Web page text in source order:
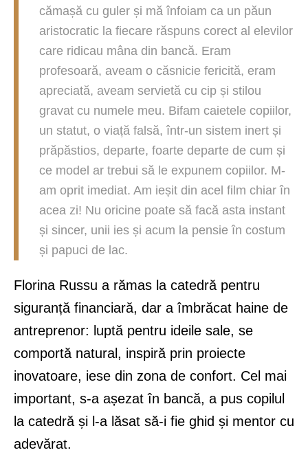
cămașă cu guler și mă înfoiam ca un păun
aristocratic la fiecare răspuns corect al elevilor
care ridicau mâna din bancă. Eram
profesoară, aveam o căsnicie fericită, eram
apreciată, aveam servietă cu cip și stilou
gravat cu numele meu. Bifam caietele copiilor,
un statut, o viață falsă, într-un sistem inert și
prăpăstios, departe, foarte departe de cum și
ce model ar trebui să le expunem copiilor. M-
am oprit imediat. Am ieșit din acel film chiar în
acea zi! Nu oricine poate să facă asta instant
și sincer, unii ies și acum la pensie în costum
și papuci de lac.
Florina Russu a rămas la catedră pentru
siguranță financiară, dar a îmbrăcat haine de
antreprenor: luptă pentru ideile sale, se
comportă natural, inspiră prin proiecte
inovatoare, iese din zona de confort. Cel mai
important, s-a așezat în bancă, a pus copilul
la catedră și l-a lăsat să-i fie ghid și mentor cu
adevărat.